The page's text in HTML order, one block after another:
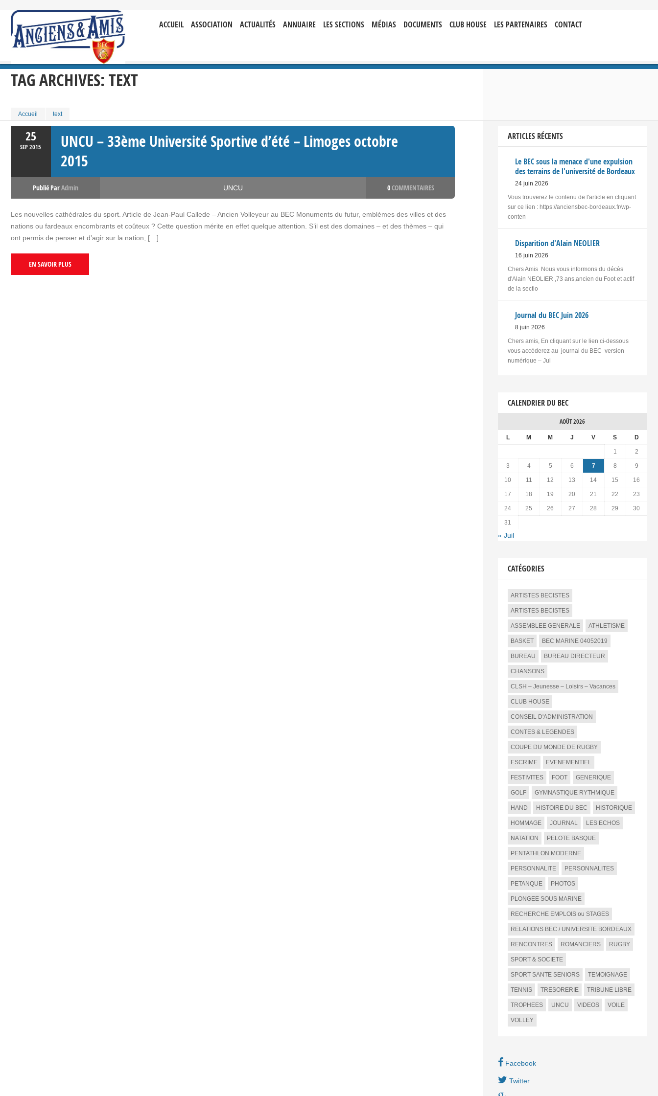
ACCUEIL ASSOCIATION ACTUALITÉS ANNUAIRE LES SECTIONS MÉDIAS DOCUMENTS CLUB HOUSE LES PARTENAIRES CONTACT
TAG ARCHIVES:TEXT
Accueil text
25
SEP2015
UNCU – 33ème Université Sportive d’été – Limoges octobre
2015
Publié ParAdmin UNCU 0COMMENTAIRES
Les nouvelles cathédrales du sport. Article de Jean-Paul Callede – Ancien Volleyeur au BEC Monuments du futur, emblèmes des villes et des
nations ou fardeaux encombrants et coûteux ? Cette question mérite en effet quelque attention. S’il est des domaines – et des thèmes – qui
ont permis de penser et d’agir sur la nation, […]
EN SAVOIR PLUS
ARTICLES RÉCENTS
Le BEC sous la menace d'une expulsion
des terrains de l'université de Bordeaux
24 juin 2026
Vous trouverez le contenu de l'article en cliquant
sur ce lien : https://anciensbec-bordeaux.fr/wp-
conten
Disparition d'Alain NEOLIER
16 juin 2026
Chers Amis Nous vous informons du décès
d'Alain NEOLIER ,73 ans,ancien du Foot et actif
de la sectio
Journal du BEC Juin 2026
8 juin 2026
Chers amis, En cliquant sur le lien ci-dessous
vous accéderez au journal du BEC version
numérique – Jui
CALENDRIER DU BEC
AOÛT 2026
L M M J V S D
1 2
3 4 5 6 7 8 9
10 11 12 13 14 15 16
17 18 19 20 21 22 23
24 25 26 27 28 29 30
31
« Juil
CATÉGORIES
ARTISTES BECISTES
ARTISTES BECISTES
ASSEMBLEE GENERALE ATHLETISME
BASKET BEC MARINE 04052019
BUREAU BUREAU DIRECTEUR
CHANSONS
CLSH – Jeunesse – Loisirs – Vacances
CLUB HOUSE
CONSEIL D'ADMINISTRATION
CONTES & LEGENDES
COUPE DU MONDE DE RUGBY
ESCRIME EVENEMENTIEL
FESTIVITES FOOT GENERIQUE
GOLF GYMNASTIQUE RYTHMIQUE
HAND HISTOIRE DU BEC HISTORIQUE
HOMMAGE JOURNAL LES ECHOS
NATATION PELOTE BASQUE
PENTATHLON MODERNE
PERSONNALITE PERSONNALITES
PETANQUE PHOTOS
PLONGEE SOUS MARINE
RECHERCHE EMPLOIS ou STAGES
RELATIONS BEC / UNIVERSITE BORDEAUX
RENCONTRES ROMANCIERS RUGBY
SPORT & SOCIETE
SPORT SANTE SENIORS TEMOIGNAGE
TENNIS TRESORERIE TRIBUNE LIBRE
TROPHEES UNCU VIDEOS VOILE
VOLLEY
Facebook
Twitter